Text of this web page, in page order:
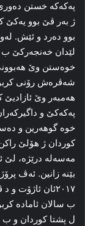
پەکەکە خستن
ژ به‌ر ڤێ بوو یەکێ
بوو ده‌رد و ئێش.
لێدان خەنجەرکێ ب
خوه‌ستن وێ
شه‌ڤره‌ش رۆنی
هه‌مبه‌ر وێ
پەکەکێ و
خوە گوهه‌رین و
کوردان ژ هۆلێ
مه‌سه‌له‌ درێژه‌، لێ
۲۰۱۷ئان ئاژۆت
ب سالان ئاماده‌
ل پشتا کوردان و ب